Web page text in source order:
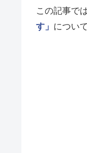
この記事で
す」 につい